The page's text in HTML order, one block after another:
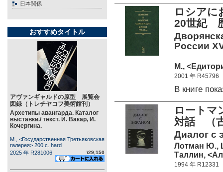
日本関係
おすすめタイトル
アヴァンギャルドの原型 展覧会
図録（トレチヤコフ美術館刊）
Архетипы авангарда. Каталог
выставки./ текст. И. Вакар, И.
Кочергина.
М., <Государственная Третьяковская
галерея> 200 c. hard
2025 年 R281006
\29,150
ロシア
20世紀
России
М.,
2001 年 R45796
В книге
ロート
対話 （
Диалог с
Лотман Ю.,
Таллин,
1994 年 R12331